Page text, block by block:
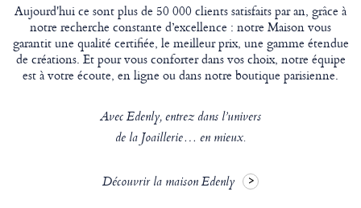
Aujourd'hui ce sont plus de 50 000 clients satisfaits par an, grâce à
notre recherche constante d’excellence : notre Maison vous
garantit une qualité certifiée, le meilleur prix, une gamme étendue
de créations. Et pour vous conforter dans vos choix, notre équipe
est à votre écoute, en ligne ou dans notre boutique parisienne.
Avec Edenly, entrez dans l’univers
de la Joaillerie… en mieux.
Découvrir la maison Edenly